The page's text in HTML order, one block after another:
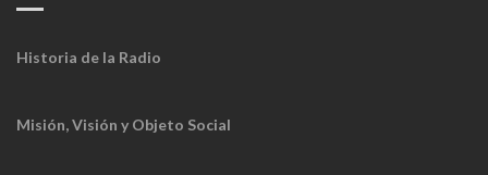
Historia de la Radio
Misión, Visión y Objeto Social